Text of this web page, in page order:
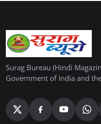
Surag Bureau (Hindi
Government of India and